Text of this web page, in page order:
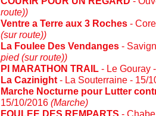
route))
Ventre a Terre aux 3 Roches -
(sur route))
La Foulee Des Vendanges -
pied (sur route))
PI MARATHON TRAIL - Le Gouray
La Cazinight - La Souterraine - 15/
Marche Nocturne pour Lutter
15/10/2016 (Marche)
FOULEE DES REMPARTS -